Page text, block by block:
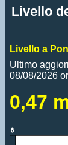
Livello
Livello a
Ultimo
08/08/2026
0,47